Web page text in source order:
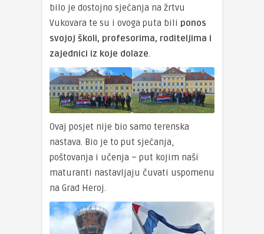
bilo je dostojno sjećanja na žrtvu
Vukovara te su i ovoga puta bili ponos
svojoj školi, profesorima, roditeljima i
zajednici iz koje dolaze
Ovaj posjet nije bio samo terenska
nastava. Bio je to put sjećanja,
poštovanja i učenja – put kojim naši
maturanti nastavljaju čuvati uspomenu
na Grad Heroj.